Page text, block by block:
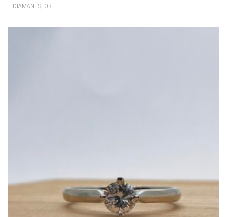
DIAMANTS OR